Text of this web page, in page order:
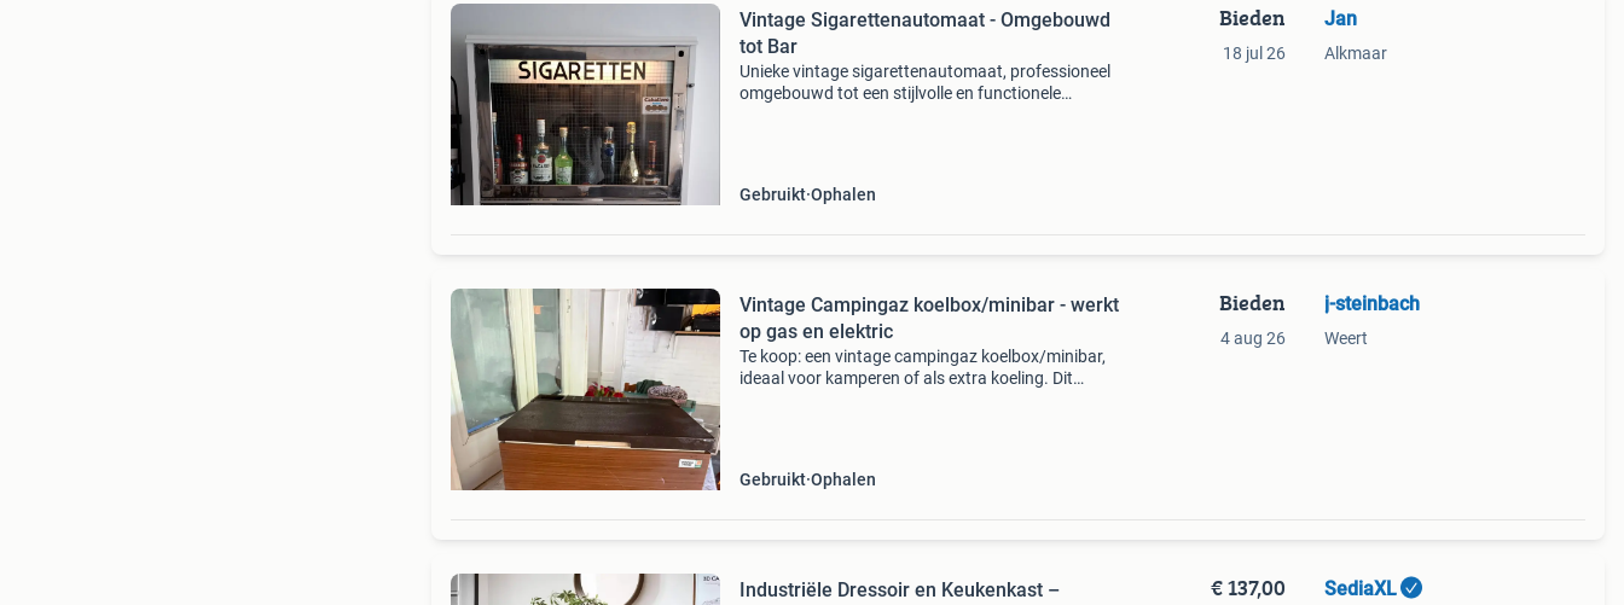
Vintage Sigarettenautomaat - Omgebouwd
tot Bar
Unieke vintage sigarettenautomaat, professioneel
omgebouwd tot een stijlvolle en functionele
Gebruikt Ophalen
Bieden
18 jul 26
Jan
Alkmaar
Vintage Campingaz koelbox/minibar - werkt
op gas en elektric
Te koop: een vintage campingaz koelbox/minibar,
ideaal voor kamperen of als extra koeling. Dit
Gebruikt Ophalen
Bieden
4 aug 26
j-steinbach
Weert
Industriële Dressoir en Keukenkast – € 137,00 SediaXL